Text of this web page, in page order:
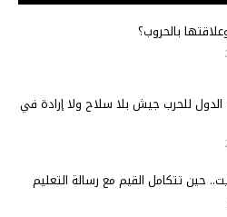
بالحروب؟
الدول للحرب جيش بلا سلاح ولا إرادة في
حين تتكامل القيم مع رسالة التعليم